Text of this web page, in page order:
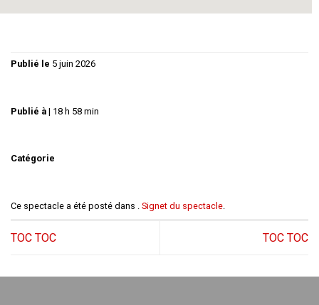
Publié le 5 juin 2026
Publié à | 18 h 58 min
Catégorie
Ce spectacle a été posté dans . Signet du spectacle.
TOC TOC TOC TOC